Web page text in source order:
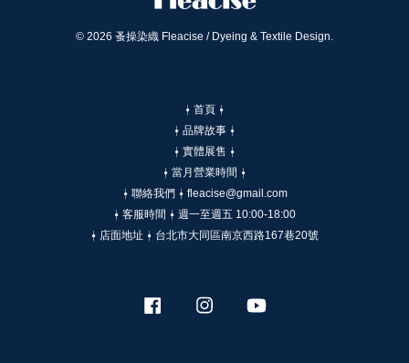
© 2026 蚤操染織 Fleacise / Dyeing & Textile Design.
⍿ 首頁 ⍿
⍿ 品牌故事 ⍿
⍿ 實體展售 ⍿
⍿ 當月營業時間 ⍿
⍿ 聯絡我們 ⍿ fleacise@gmail.com
⍿ 客服時間 ⍿ 週一至週五 10:00-18:00
⍿ 店面地址 ⍿ 台北市大同區南京西路167巷20號
Facebook Instagram